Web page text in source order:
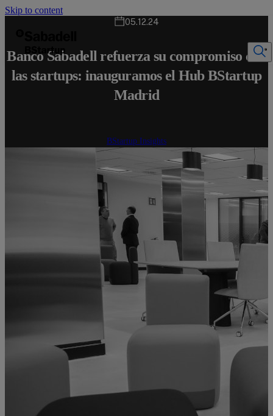
Skip to content
05.12.24
Banco Sabadell refuerza su compromiso con
las startups: inauguramos el Hub BStartup
Madrid
BStartup Insights